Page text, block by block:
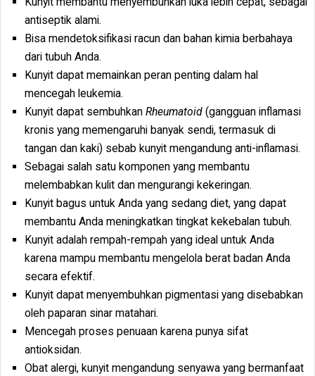
antiseptik alami.
Bisa mendetoksifikasi racun dan bahan kimia berbahaya
dari tubuh Anda.
Kunyit dapat memainkan peran penting dalam hal
mencegah leukemia.
Kunyit dapat sembuhkan Rheumatoid(gangguan inflamasi
kronis yang memengaruhi banyak sendi, termasuk di
tangan dan kaki) sebab kunyit mengandung anti-inflamasi.
Sebagai salah satu komponen yang membantu
melembabkan kulit dan mengurangi kekeringan.
Kunyit bagus untuk Anda yang sedang diet, yang dapat
membantu Anda meningkatkan tingkat kekebalan tubuh.
Kunyit adalah rempah-rempah yang ideal untuk Anda
karena mampu membantu mengelola berat badan Anda
secara efektif.
Kunyit dapat menyembuhkan pigmentasi yang disebabkan
oleh paparan sinar matahari.
Mencegah proses penuaan karena punya sifat
antioksidan.
Obat alergi, kunyit mengandung senyawa yang bermanfaat